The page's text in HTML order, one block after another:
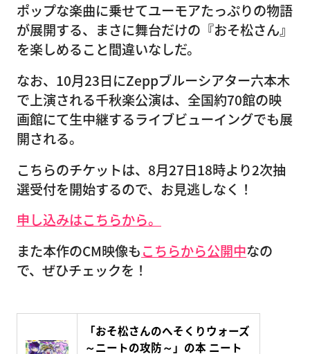
ポップな楽曲に乗せてユーモアたっぷりの物語
が展開する、まさに舞台だけの『おそ松さん』
を楽しめること間違いなしだ。
なお、10月23日にZeppブルーシアター六本木
で上演される千秋楽公演は、全国約70館の映
画館にて生中継するライブビューイングでも展
開される。
こちらのチケットは、8月27日18時より2次抽
選受付を開始するので、お見逃しなく！
申し込みはこちらから。
また本作のCM映像もこちらから公開中なの
で、ぜひチェックを！
「おそ松さんのへそくりウォーズ
～ニートの攻防～」の本 ニート